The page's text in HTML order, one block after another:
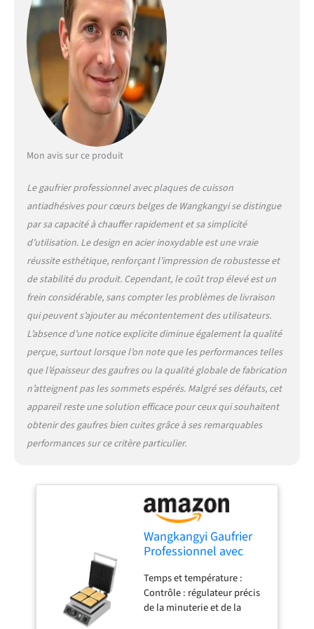
revêtement en téflon
antiadhésif permet une
meilleure mise en forme et
garde votre espace propre et
bien rangé sans passer
beaucoup de temps à
nettoyer. Qualité améliorée
: la zone de chauffage et de
assurent une utilisation
apaisante. Quatre
coussinets de pieds restent
stables à la machine. Stable
et durable : corps de la
machine et gaine en fil
d'acier inoxydable, facile à
nettoyer et adapté pour des
heures de travail prolongées
interférence. Le niveau de
sécurité est également
amélioré. Poignée épaisse
avec dissipation sûre de la
chaleur. Large application :
gaufres carrées, douces à
l'intérieur et croustillantes à
l'extérieur avec un goût
séduisante. Chocolat,
bonbons et autres
décorations peuvent être
ajoutés librement pour
ajouter du goût aux gaufres
chaudes. Bon choix pour les
boulangeries, restaurants,
kiosques, cantines, etc.
Mon avis sur ce produit
Le gaufrier professionnel avec plaques de cuisson
antiadhésives pour cœurs belges de Wangkangyi se distingue
par sa capacité à chauffer rapidement et sa simplicité
d’utilisation. Le design en acier inoxydable est une vraie
réussite esthétique, renforçant l’impression de robustesse et
de stabilité du produit. Cependant, le coût trop élevé est un
frein considérable, sans compter les problèmes de livraison
qui peuvent s’ajouter au mécontentement des utilisateurs.
L’absence d’une notice explicite diminue également la qualité
perçue, surtout lorsque l’on note que les performances telles
que l’épaisseur des gaufres ou la qualité globale de fabrication
n’atteignent pas les sommets espérés. Malgré ses défauts, cet
appareil reste une solution efficace pour ceux qui souhaitent
obtenir des gaufres bien cuites grâce à ses remarquables
performances sur ce critère particulier.
Wangkangyi Gaufrier
Professionnel avec
Antiadhésives, 50-300
°C en Continu, 4
Pièces, Moderne, Acier
Inoxydable, Stainless
Temps et température :
Contrôle : régulateur précis
de la minuterie et de la